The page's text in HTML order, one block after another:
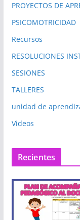
PROYECTOS DE
PSICOMOTRICIDAD
Recursos
RESOLUCIONES
SESIONES
TALLERES
unidad de
Videos
Recientes